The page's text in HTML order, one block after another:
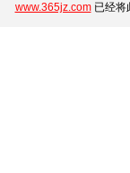
www.365jz.com已经将